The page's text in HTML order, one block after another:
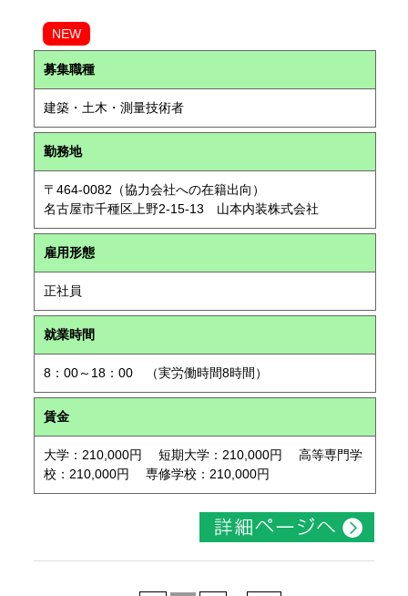
NEW
募集職種
建築・土木・測量技術者
勤務地
〒464-0082（協力会社への在籍出向）
名古屋市千種区上野2-15-13 山本内装株式会社
雇用形態
正社員
就業時間
8：00～18：00 （実労働時間8時間）
賃金
大学：210,000円 短期大学：210,000円 高等専門学
校：210,000円 専修学校：210,000円